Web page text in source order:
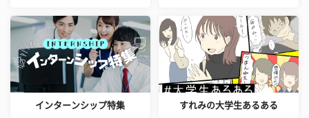
インターンシップ特集 すれみの大学生あるある